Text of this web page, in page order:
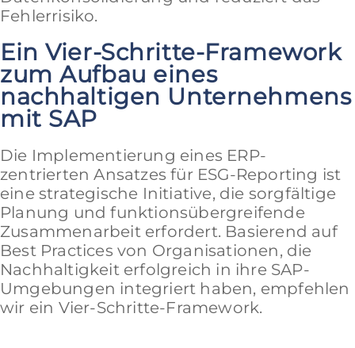
Fehlerrisiko.
Ein Vier-Schritte-Framework
zum Aufbau eines
nachhaltigen Unternehmens
mit SAP
Die Implementierung eines ERP-
zentrierten Ansatzes für ESG-Reporting ist
eine strategische Initiative, die sorgfältige
Planung und funktionsübergreifende
Zusammenarbeit erfordert. Basierend auf
Best Practices von Organisationen, die
Nachhaltigkeit erfolgreich in ihre SAP-
Umgebungen integriert haben, empfehlen
wir ein Vier-Schritte-Framework.